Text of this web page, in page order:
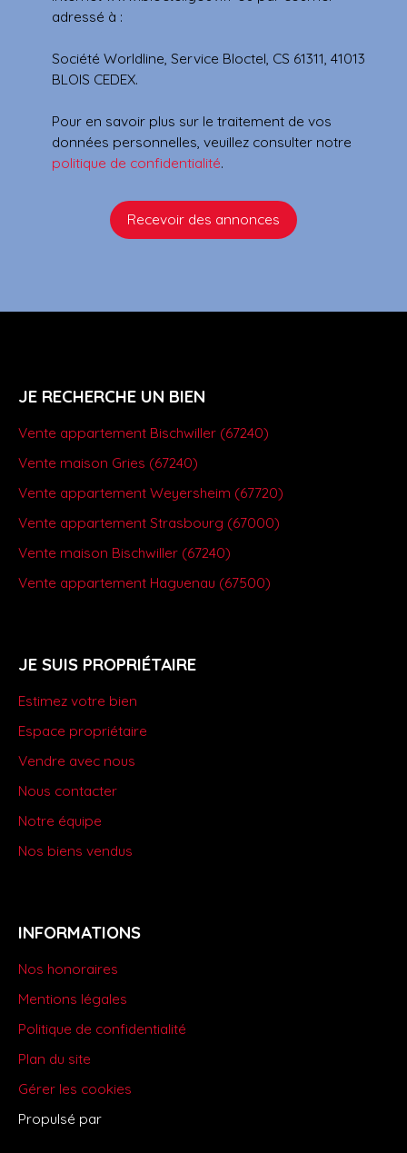
adressé à :
Société Worldline, Service Bloctel, CS 61311, 41013
BLOIS CEDEX.
Pour en savoir plus sur le traitement de vos
données personnelles, veuillez consulter notre
politique de confidentialité.
Recevoir des annonces
JE RECHERCHE UN BIEN
Vente appartement Bischwiller (67240)
Vente maison Gries (67240)
Vente appartement Weyersheim (67720)
Vente appartement Strasbourg (67000)
Vente maison Bischwiller (67240)
Vente appartement Haguenau (67500)
JE SUIS PROPRIÉTAIRE
Estimez votre bien
Espace propriétaire
Vendre avec nous
Nous contacter
Notre équipe
Nos biens vendus
INFORMATIONS
Nos honoraires
Mentions légales
Politique de confidentialité
Plan du site
Gérer les cookies
Propulsé par